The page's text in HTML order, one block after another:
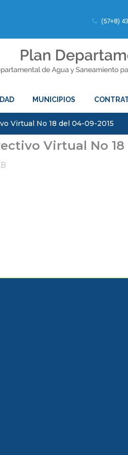
(57+8)
MUNICIPIOS
Virtual No 18 del 04-09-2015
Virtual No 18